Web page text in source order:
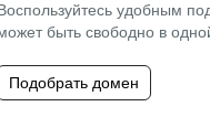
удобным
быть свободно в
Подобрать домен